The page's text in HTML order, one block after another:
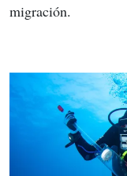
migración.